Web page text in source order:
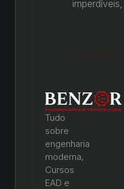
Tudo
sobre
engenharia
moderna,
Cursos
EAD e